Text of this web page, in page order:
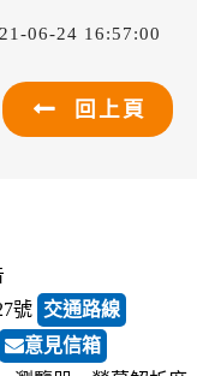
06-24 16:57:00
回上頁
號 交通路線
意見信箱